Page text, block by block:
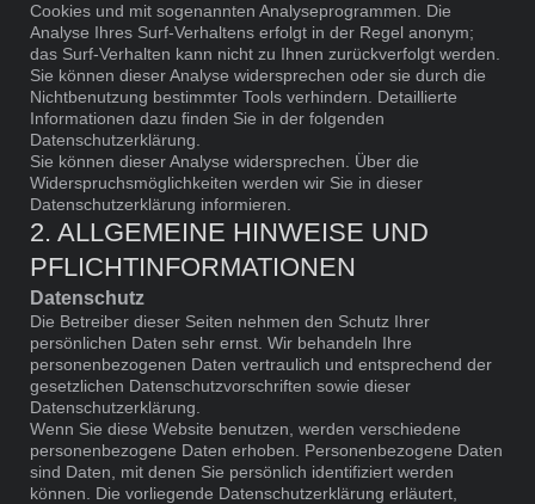
Cookies und mit sogenannten Analyseprogrammen. Die
Analyse Ihres Surf-Verhaltens erfolgt in der Regel anonym;
das Surf-Verhalten kann nicht zu Ihnen zurückverfolgt werden.
Sie können dieser Analyse widersprechen oder sie durch die
Nichtbenutzung bestimmter Tools verhindern. Detaillierte
Informationen dazu finden Sie in der folgenden
Datenschutzerklärung.
Sie können dieser Analyse widersprechen. Über die
Widerspruchsmöglichkeiten werden wir Sie in dieser
Datenschutzerklärung informieren.
2. ALLGEMEINE HINWEISE UND
PFLICHTINFORMATIONEN
Datenschutz
Die Betreiber dieser Seiten nehmen den Schutz Ihrer
persönlichen Daten sehr ernst. Wir behandeln Ihre
personenbezogenen Daten vertraulich und entsprechend der
gesetzlichen Datenschutzvorschriften sowie dieser
Datenschutzerklärung.
Wenn Sie diese Website benutzen, werden verschiedene
personenbezogene Daten erhoben. Personenbezogene Daten
sind Daten, mit denen Sie persönlich identifiziert werden
können. Die vorliegende Datenschutzerklärung erläutert,